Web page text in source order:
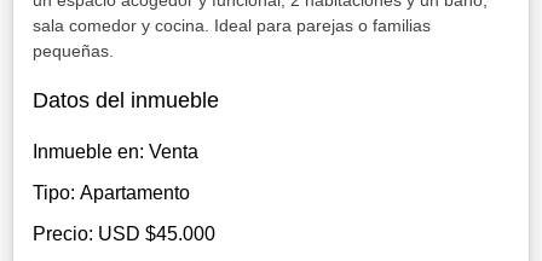
sala comedor y cocina. Ideal para parejas o familias
pequeñas.
Datos del inmueble
Inmueble en: Venta
Tipo: Apartamento
Precio: USD $45.000